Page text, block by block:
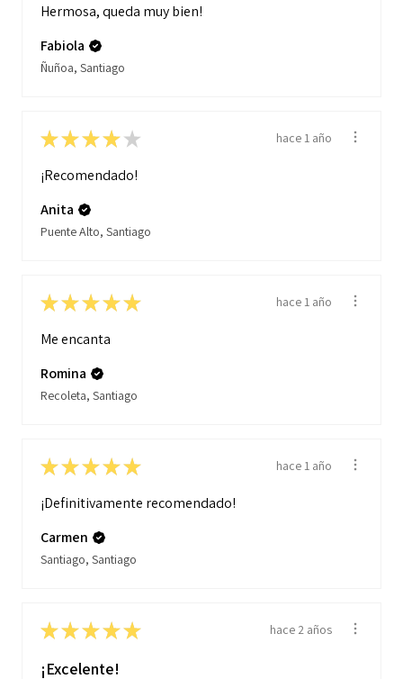
Hermosa, queda muy bien!
Fabiola
Ñuñoa, Santiago
★★★★ ★ hace 1 año
¡Recomendado!
Anita
Puente Alto, Santiago
★★★★★ hace 1 año
Me encanta
Romina
Recoleta, Santiago
★★★★★ hace 1 año
¡Definitivamente recomendado!
Carmen
Santiago, Santiago
★★★★★ hace 2 años
¡Excelente!